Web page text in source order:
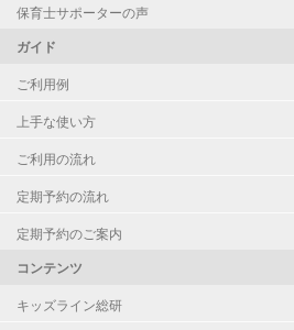
保育士サポーターの声
ガイド
ご利用例
上手な使い方
ご利用の流れ
定期予約の流れ
定期予約のご案内
コンテンツ
キッズライン総研